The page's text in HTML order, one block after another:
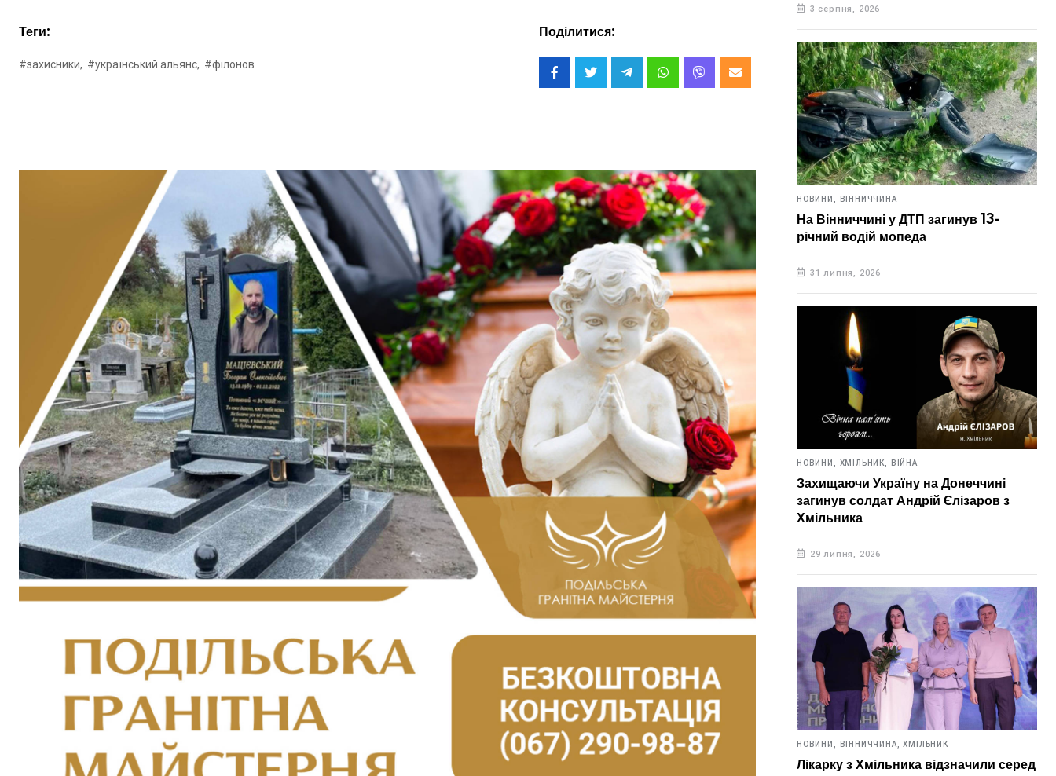
Теги:
#захисники, #український альянс, #філонов
Поділитися:
3 серпня, 2026
НОВИНИ, ВІННИЧЧИНА
На Вінниччині у ДТП загинув 13-
річний водій мопеда
31 липня, 2026
НОВИНИ, ХМІЛЬНИК, ВІЙНА
Захищаючи Україну на Донеччині
загинув солдат Андрій Єлізаров з
Хмільника
29 липня, 2026
НОВИНИ, ВІННИЧЧИНА, ХМІЛЬНИК
Лікарку з Хмільника відзначили серед